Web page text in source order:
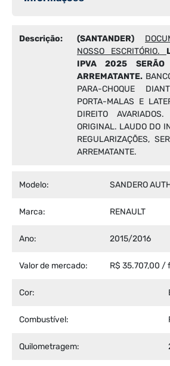
Descrição: (SANTANDER)
NOSSO ESCRITÓRIO.
IPVA 2025 SERÃO
ARREMATANTE.
PARA-CHOQUE
PORTA-MALAS E
DIREITO
ORIGINAL. LAUDO DO
REGULARIZAÇÕES,
ARREMATANTE.
Modelo: SANDERO
Marca: RENAULT
Ano: 2015/2016
Valor de mercado: R$ 35.707,00 /
Cor:
Combustível:
Quilometragem: